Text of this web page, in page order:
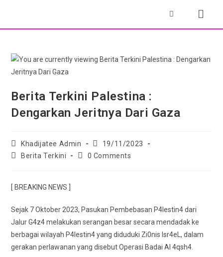
Berita Terkini Palestina :
Dengarkan Jeritnya Dari Gaza
Khadijatee Admin
19/11/2023
Berita Terkini
0 Comments
[ BREAKING NEWS ]
Sejak 7 Oktober 2023, Pasukan Pembebasan P4lestin4 dari
Jalur G4z4 melakukan serangan besar secara mendadak ke
berbagai wilayah P4lestin4 yang diduduki Zi0nis Isr4eL, dalam
gerakan perlawanan yang disebut Operasi Badai Al 4qsh4.